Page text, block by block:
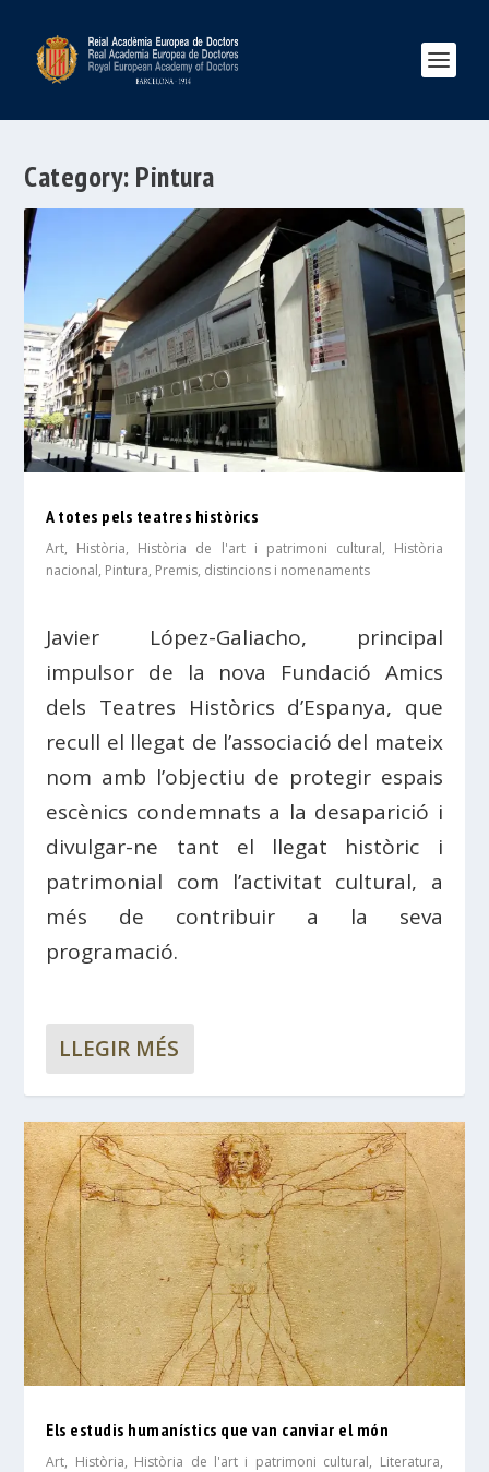
Category: Pintura
A totes pels teatres històrics
Art, Història, Història de l'art i patrimoni cultural, Història
nacional, Pintura, Premis, distincions i nomenaments
Javier López-Galiacho, principal
impulsor de la nova Fundació Amics
dels Teatres Històrics d’Espanya, que
recull el llegat de l’associació del mateix
nom amb l’objectiu de protegir espais
escènics condemnats a la desaparició i
divulgar-ne tant el llegat històric i
patrimonial com l’activitat cultural, a
més de contribuir a la seva
programació.
LLEGIR MÉS
Els estudis humanístics que van canviar el món
Art, Història, Història de l'art i patrimoni cultural, Literatura,